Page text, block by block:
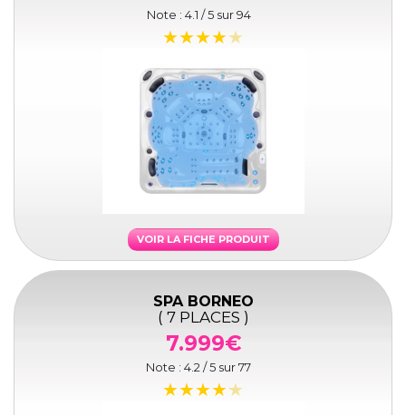
Note : 4.1 / 5 sur94
VOIR LA FICHE PRODUIT
SPA BORNEO
( 7 PLACES )
7.999€
Note : 4.2 / 5 sur77